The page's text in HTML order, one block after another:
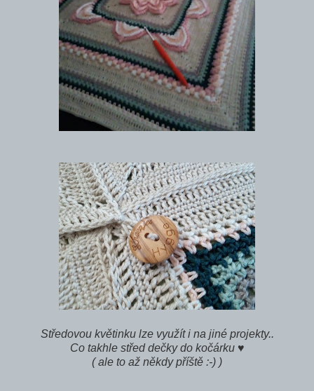
Středovou květinku lze využít i na jiné projekty..
Co takhle střed dečky do kočárku ♥
( ale to až někdy příště :-) )